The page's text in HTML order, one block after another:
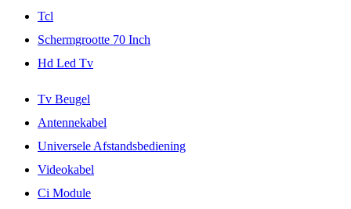
Tcl
Schermgrootte 70 Inch
Hd Led Tv
Tv Beugel
Antennekabel
Universele Afstandsbediening
Videokabel
Ci Module